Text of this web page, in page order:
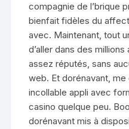
compagnie de l’brique
bienfait fidèles du
avec. Maintenant, tout
d’aller dans des
assez réputés, sans
web. Et dorénavant,
incollable appli avec
casino quelque peu.
dorénavant mis à